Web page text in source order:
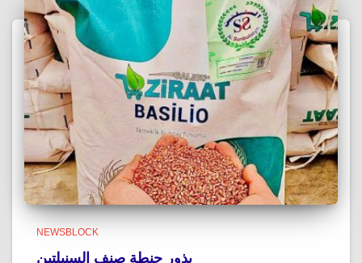
NEWSBLOCK
بذور حنطة صنف السنبلتين